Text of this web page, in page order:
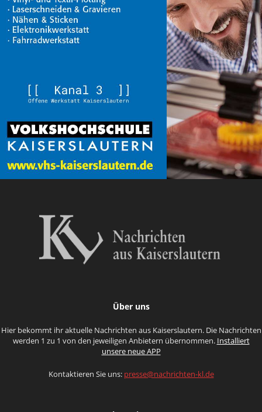
Über uns
Hier bekommt ihr aktuelle Nachrichten aus Kaiserslautern. Die Nachrichten
werden 1 zu 1 von den jeweiligen Anbietern übernommen. Installiert
unsere neue APP
Kontaktieren Sie uns: presse@nachrichten-kl.de